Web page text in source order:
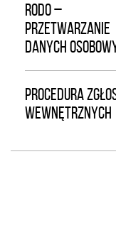
RODO –
PRZETWARZANIE
DANYCH
PROCEDURA
WEWNĘTRZNYCH